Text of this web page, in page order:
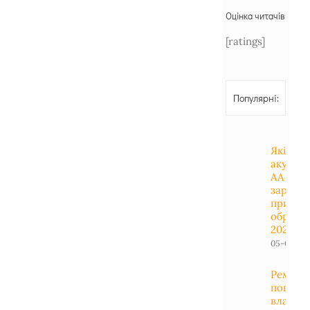
Оцінка читачів
[ratings]
Популярні:
Які
АА /
обрати
2023
05-01-
Ремонт